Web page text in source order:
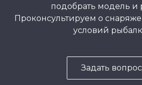
подобрать модель и
Проконсультируем о
условий
Задать вопрос